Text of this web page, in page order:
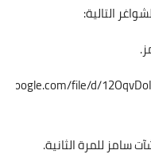
التالية:
file/d/
سامز للمرة الثانية.